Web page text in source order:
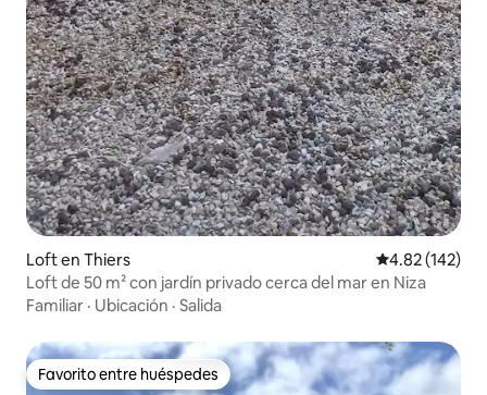
Loft en Thiers Calificación
4.82 (142)
Loft de 50 m² con jardín privado cerca del mar en Niza
Familiar · Ubicación · Salida
Favorito entre huéspedes
Favorito entre huéspedes